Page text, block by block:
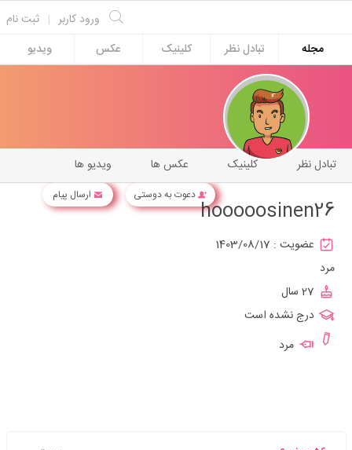
ثبت نام | ورود کاربر
مجله
تبادل نظر کلینیک عکس ویدیو
دعوت به دوستی ارسال پیام
ویدیو ها عکس ها کلینیک تبادل نظر
hooooosinen26
عضویت : 1403/08/17
مرد
27 سال
درج نشده است
مرد